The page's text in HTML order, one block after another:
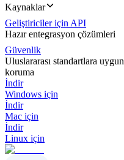
Kaynaklar
Geliştiriciler için API
Hazır entegrasyon çözümleri
Güvenlik
Uluslararası standartlara uygun
koruma
İndir
Windows için
İndir
Mac için
İndir
Linux için